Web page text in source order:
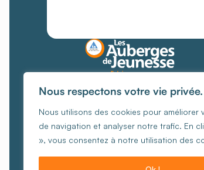
Des lieux où chaque
rencontre crée des
souvenirsuniques
Nous respectons votre vie privée.
Nous utilisons des cookies pour améliorer
de navigation et analyser notre trafic. En
», vous consentez à notre utilisation des